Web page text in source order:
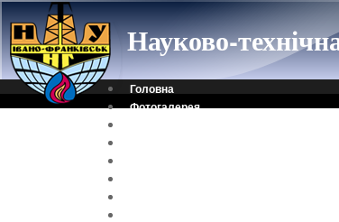
Науково-
Головна
Фотогалерея